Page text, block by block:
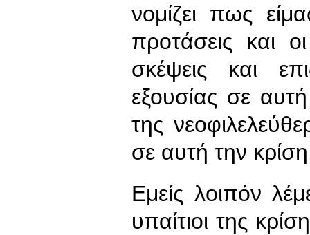
νομίζει πως
προτάσεις και
σκέψεις και
εξουσίας σε
της
σε αυτή την
Εμείς λοιπόν
υπαίτιοι της